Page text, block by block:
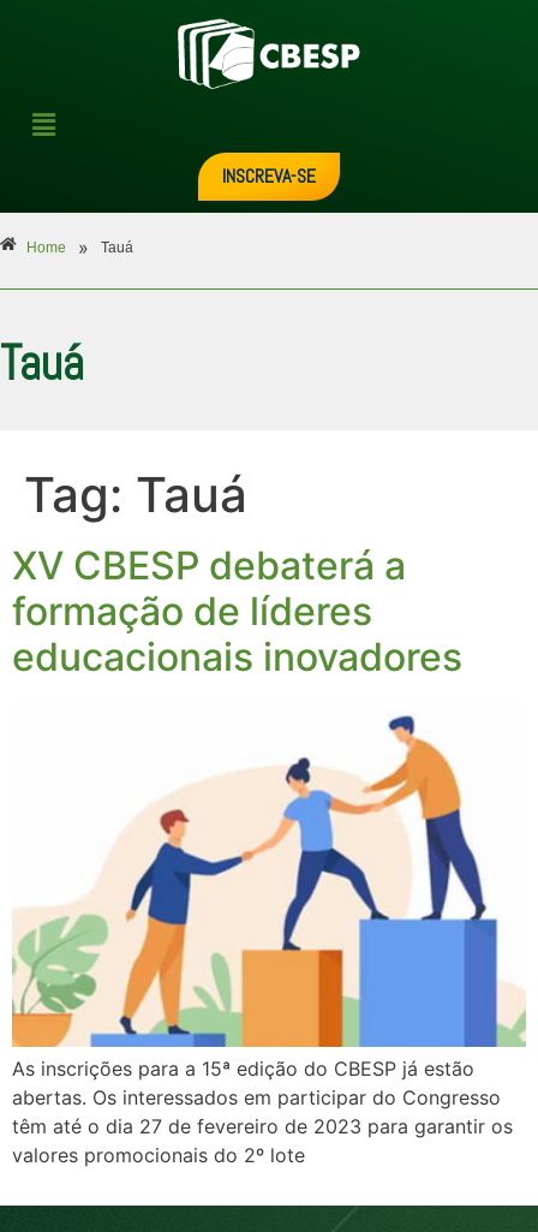
INSCREVA-SE
Home » Tauá
Tauá
Tag: Tauá
XV CBESP debaterá a
formação de líderes
educacionais inovadores
As inscrições para a 15ª edição do CBESP já estão
abertas. Os interessados em participar do Congresso
têm até o dia 27 de fevereiro de 2023 para garantir os
valores promocionais do 2º lote